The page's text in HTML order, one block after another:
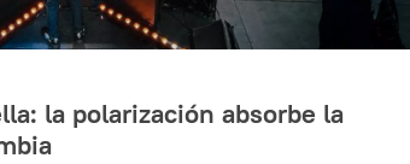
la polarización absorbe la